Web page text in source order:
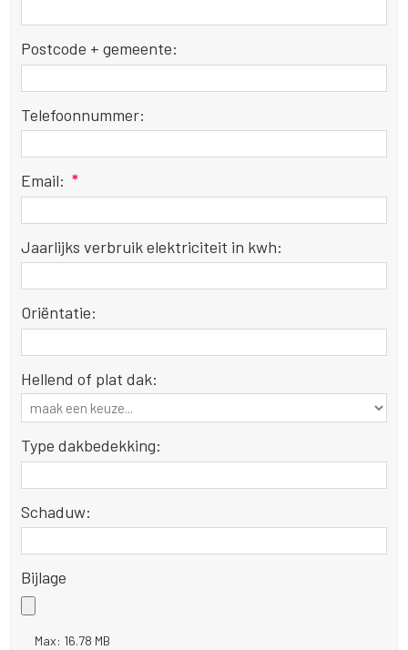
Postcode + gemeente:
Telefoonnummer:
Email: *
Jaarlijks verbruik elektriciteit in kwh:
Oriëntatie:
Hellend of plat dak:
Type dakbedekking:
Schaduw:
Bijlage
Max: 16.78 MB